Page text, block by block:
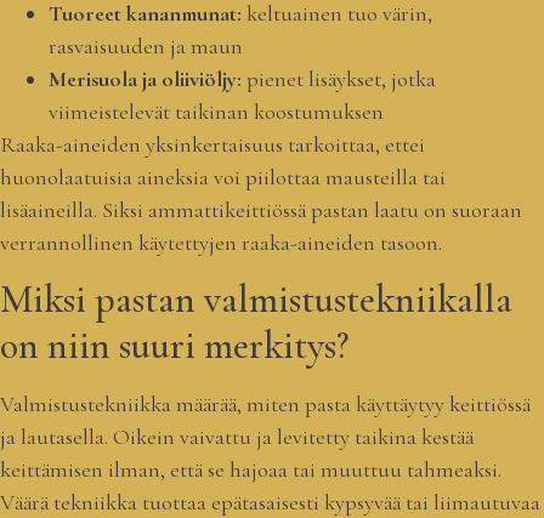
Tuoreet kananmunat: keltuainen tuo värin,
rasvaisuuden ja maun
Merisuola ja oliiviöljy: pienet lisäykset, jotka
viimeistelevät taikinan koostumuksen
Raaka-aineiden yksinkertaisuus tarkoittaa, ettei
huonolaatuisia aineksia voi piilottaa mausteilla tai
lisäaineilla. Siksi ammattikeittiössä pastan laatu on suoraan
verrannollinen käytettyjen raaka-aineiden tasoon.
Miksi pastan valmistustekniikalla
on niin suuri merkitys?
Valmistustekniikka määrää, miten pasta käyttäytyy keittiössä
ja lautasella. Oikein vaivattu ja levitetty taikina kestää
keittämisen ilman, että se hajoaa tai muuttuu tahmeaksi.
Väärä tekniikka tuottaa epätasaisesti kypsyvää tai liimautuvaa